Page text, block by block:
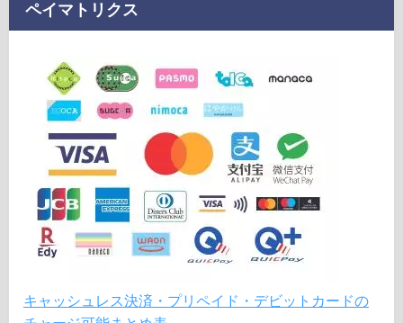
ペイマトリクス
キャッシュレス決済・プリペイド・デビットカードの